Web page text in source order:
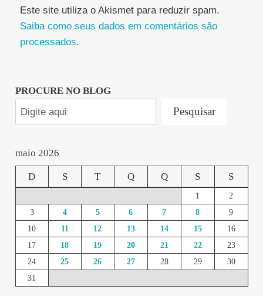
Este site utiliza o Akismet para reduzir spam.
Saiba como seus dados em comentários são
processados.
PROCURE NO BLOG
Pesquisar
maio 2026
D S T Q Q S S
1
2
3
4 5 6 7 8
9
10
11 12 13 14 15
16
17
18 19 20 21 22
23
24
25 26 27 28 29
30
31